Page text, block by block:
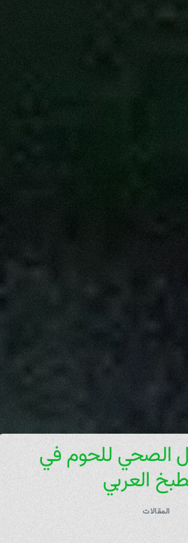
الصحي للحوم في
العربي
المقالات